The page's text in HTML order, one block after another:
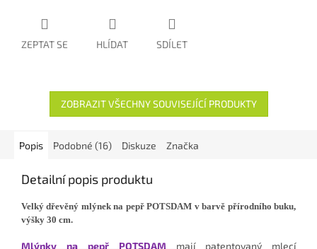
ZEPTAT SE HLÍDAT SDÍLET
ZOBRAZIT VŠECHNY SOUVISEJÍCÍ PRODUKTY
Popis Podobné (16) Diskuze Značka
Detailní popis produktu
Velký dřevěný mlýnek na pepř POTSDAM v barvě přírodního buku,
výšky 30 cm.
Mlýnky na pepř POTSDAM
mají patentovaný mlecí